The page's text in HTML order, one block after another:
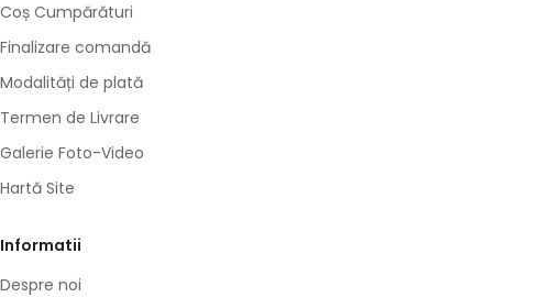
Coș Cumpărături
Finalizare comandă
Modalități de plată
Termen de Livrare
Galerie Foto-Video
Hartă Site
Informatii
Despre noi